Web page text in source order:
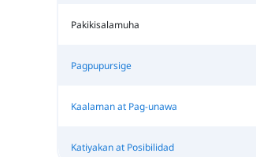
Pakikisalamuha
Pagpupursige
Kaalaman at Pag-unawa
Katiyakan at Posibilidad